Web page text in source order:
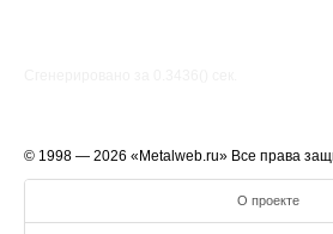
© 1998 — 2026 «Metalweb.ru» Все права
О проекте